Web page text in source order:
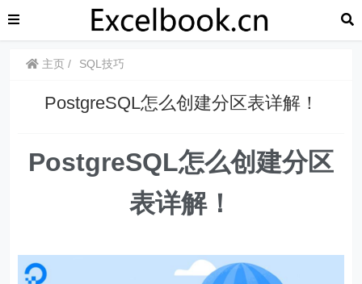
主页 SQL技巧
​​PostgreSQL怎么创建分区表详解！
PostgreSQL怎么创建分区
表详解！